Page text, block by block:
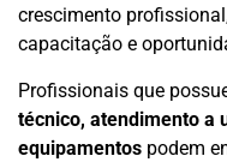
crescimento
capacitação e
Profissionais que
técnico, atendimento a
equipamentos podem